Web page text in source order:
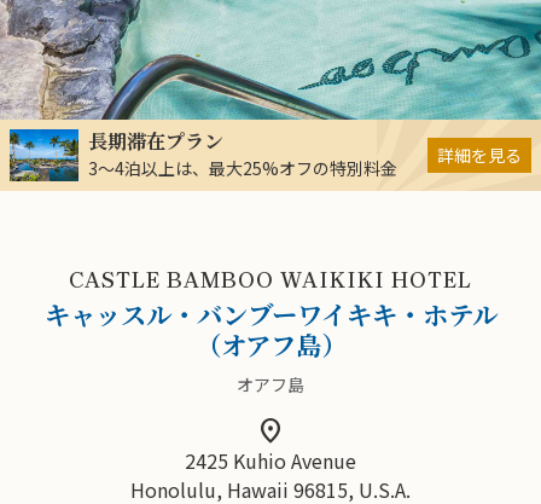
長期滞在プラン
3～4泊以上は、最大25%オフの特別料金
詳細を見る
CASTLE BAMBOO WAIKIKI HOTEL
キャッスル・バンブーワイキキ・ホテル
（オアフ島）
オアフ島
location_on
2425 Kuhio Avenue
Honolulu, Hawaii 96815, U.S.A.